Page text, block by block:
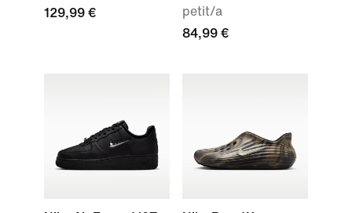
129,99 €
petit/a
84,99 €